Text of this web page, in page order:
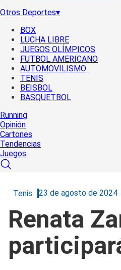
Otros Deportes▾
BOX
LUCHA LIBRE
JUEGOS OLÍMPICOS
FUTBOL AMERICANO
AUTOMOVILISMO
TENIS
BEISBOL
BASQUETBOL
Running
Opinión
Cartones
Tendencias
Juegos
Tenis 23 de agosto de 2024
Renata